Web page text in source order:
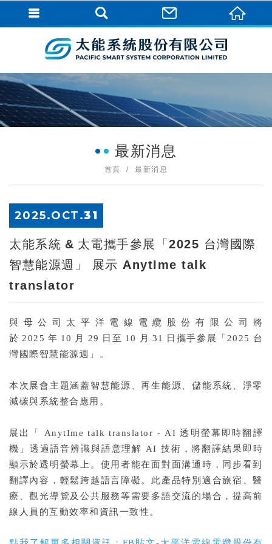
最新消息
首頁 最新消息
2025.OCT.31
太能系統 & 太電攜手參展「2025 台灣國際
智慧能源週」 展示 AnytIme talk
translator
與母公司太平洋電線電纜股份有限公司將
於 2025 年 10 月 29 日至 10 月 31 日攜手參展「2025 台
灣國際智慧能源週」。
本次展會主題涵蓋智慧能源、再生能源、儲能系統、淨零
減碳與系統整合應用。
展出「 AnytIme talk translator -AI透明螢幕即時翻譯
機 」透過語音辨識與語意理解 AI 技術，將翻譯結果即時
顯示於透明螢幕上。使用者能在面對面溝通時，同步看到
翻譯內容，輕鬆跨越語言障礙。此產品特別適合旅宿、醫
療、觀光導覽及公共服務等需要多語交流的場合，提高前
線人員的互動效率和資訊一致性。